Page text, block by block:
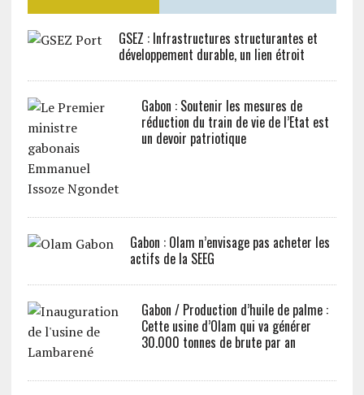
GSEZ : Infrastructures structurantes et
développement durable, un lien étroit
Gabon : Soutenir les mesures de
réduction du train de vie de l’Etat est
un devoir patriotique
Gabon : Olam n’envisage pas acheter les
actifs de la SEEG
Gabon / Production d’huile de palme :
Cette usine d’Olam qui va générer
30.000 tonnes de brute par an